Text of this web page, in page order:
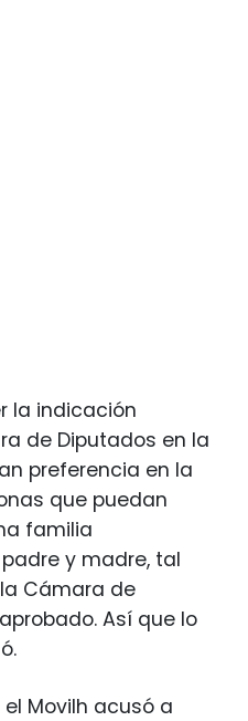
la indicación
de Diputados en la
preferencia en la
que puedan
familia
y madre, tal
Cámara de
Así que lo
Movilh acusó a